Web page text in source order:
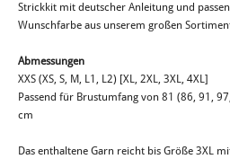
Strickkit mit deutscher Anleitung und
Wunschfarbe aus unserem großen
Abmessungen
XXS (XS, S, M, L1, L2) [XL, 2XL, 3XL, 4XL]
Passend für Brustumfang von 81 (86, 91,
cm
Das enthaltene Garn reicht bis Größe 3XL